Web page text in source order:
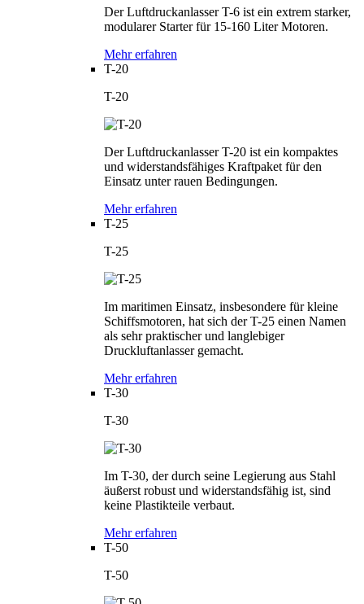
Der Luftdruckanlasser T-6 ist ein extrem starker,
modularer Starter für 15-160 Liter Motoren.
Mehr erfahren
T-20
T-20
Der Luftdruckanlasser T-20 ist ein kompaktes
und widerstandsfähiges Kraftpaket für den
Einsatz unter rauen Bedingungen.
Mehr erfahren
T-25
T-25
Im maritimen Einsatz, insbesondere für kleine
Schiffsmotoren, hat sich der T-25 einen Namen
als sehr praktischer und langlebiger
Druckluftanlasser gemacht.
Mehr erfahren
T-30
T-30
Im T-30, der durch seine Legierung aus Stahl
äußerst robust und widerstandsfähig ist, sind
keine Plastikteile verbaut.
Mehr erfahren
T-50
T-50